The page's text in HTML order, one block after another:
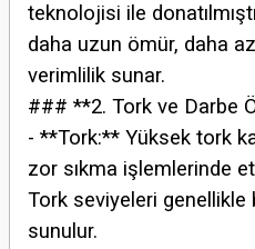
teknolojisi ile
daha uzun ömür, daha
verimlilik sunar.
### **2. Tork ve Darbe
- **Tork:** Yüksek tork
zor sıkma işlemlerinde
Tork seviyeleri genellikle
sunulur.